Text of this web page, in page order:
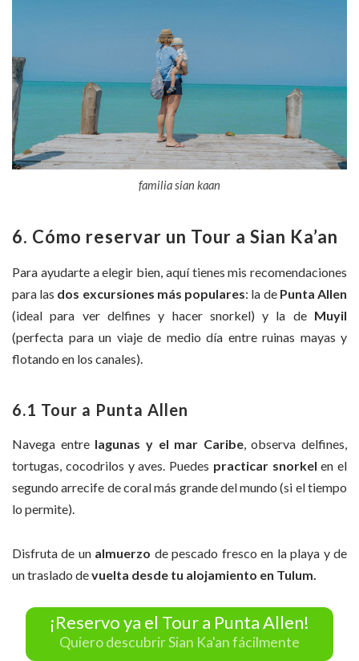
familia sian kaan
6. Cómo reservar un Tour a Sian Ka’an
Para ayudarte a elegir bien, aquí tienes mis recomendaciones
para las dos excursiones más populares: la de Punta Allen
(ideal para ver delfines y hacer snorkel) y la de Muyil
(perfecta para un viaje de medio día entre ruinas mayas y
flotando en los canales).
6.1 Tour a Punta Allen
Navega entrelagunas y el mar Caribe, observa delfines,
tortugas, cocodrilos y aves. Puedes practicar snorkel en el
segundo arrecife de coral más grande del mundo (si el tiempo
lo permite).
Disfruta de unalmuerzo de pescado fresco en la playa y de
un traslado devuelta desde tu alojamiento en Tulum.
¡Reservo ya el Tour a Punta Allen!
Quiero descubrir Sian Ka'an fácilmente